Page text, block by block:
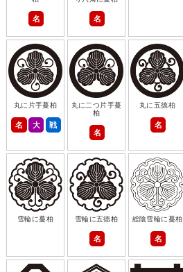
名 名
丸に片手蔓柏
名 大 戦
丸に二つ片手蔓
柏
名
丸に五徳柏
名
雪輪に蔓柏 雪輪に五徳柏
名
総陰雪輪に蔓柏
名